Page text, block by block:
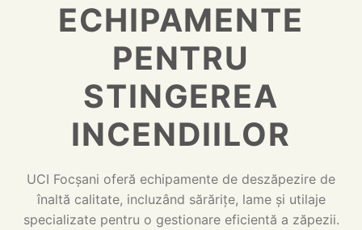
ECHIPAMENTE
PENTRU
STINGEREA
INCENDIILOR
UCI Focșani oferă echipamente de deszăpezire de
înaltă calitate, incluzând sărărițe, lame și utilaje
specializate pentru o gestionare eficientă a zăpezii.